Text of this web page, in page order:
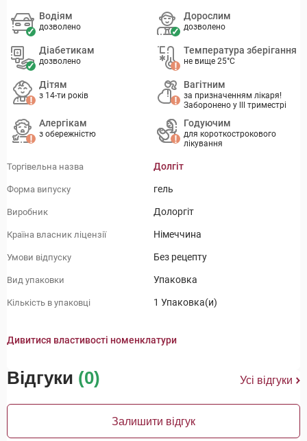
Водіям
дозволено
Дорослим
дозволено
Діабетикам
дозволено
Температура зберігання
не вище 25°C
Дітям
з 14-ти років
Вагітним
за призначенням лікаря!
Заборонено у lll триместрі
Алергікам
з обережністю
Годуючим
для короткострокового
лікування
Торгівельна назва Долгіт
Форма випуску гель
Виробник Долоргіт
Країна власник ліцензії Німеччина
Умови відпуску Без рецепту
Вид упаковки Упаковка
Кількість в упаковці 1 Упаковка(и)
Дивитися властивості номенклатури
Відгуки (0) Усі відгуки
Залишити відгук